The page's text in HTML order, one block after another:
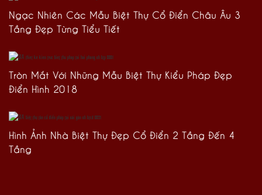
Ngạc Nhiên Các Mẫu Biệt Thự Cổ Điển Châu Âu 3
Tầng Đẹp Từng Tiểu Tiết
Tròn Mắt Với Những Mẫu Biệt Thự Kiểu Pháp Đẹp
Điển Hình 2018
Hình Ảnh Nhà Biệt Thự Đẹp Cổ Điển 2 Tầng Đến 4
Tầng